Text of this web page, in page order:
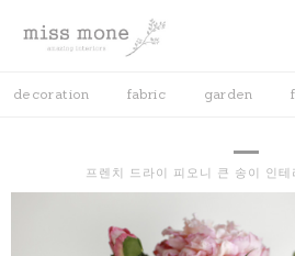
decoration fabric garden
프렌치 드라이 피오니 큰 송이 인테